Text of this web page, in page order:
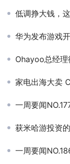
低调挣大钱，
华为发布游戏开
Ohayoo总经理徐培
家电出海大卖 Claire 确认担
一周要闻NO.177丨新加坡向苹
获米哈游投资的
一周要闻NO.186丨谷歌收购一家AI